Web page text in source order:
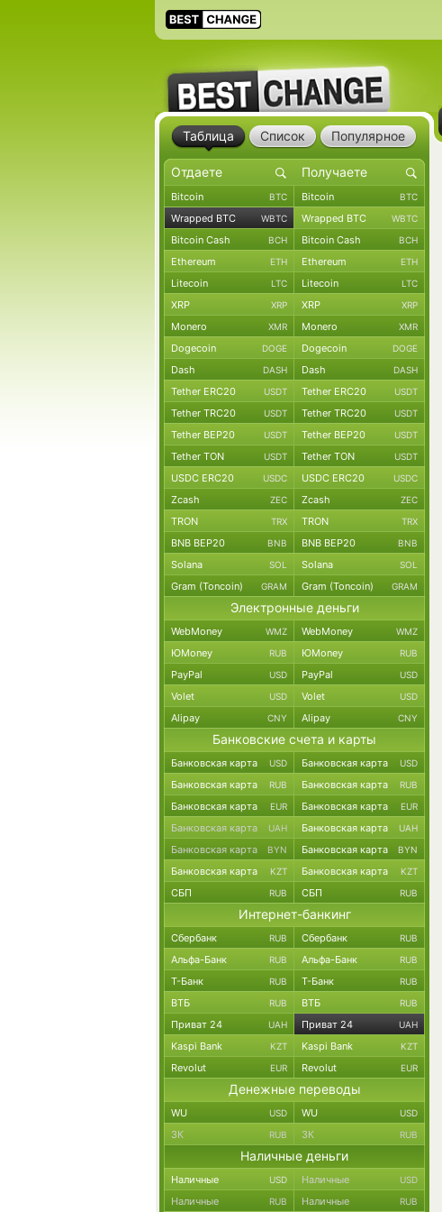
Таблица Список Популярное
Bitcoin BTC Bitcoin BTC
Wrapped BTC WBTC Wrapped BTC WBTC
Bitcoin Cash BCH Bitcoin Cash BCH
Ethereum ETH Ethereum ETH
Litecoin LTC Litecoin LTC
XRP XRP XRP XRP
Monero XMR Monero XMR
Dogecoin DOGE Dogecoin DOGE
Dash DASH Dash DASH
Tether ERC20 USDT Tether ERC20 USDT
Tether TRC20 USDT Tether TRC20 USDT
Tether BEP20 USDT Tether BEP20 USDT
Tether TON USDT Tether TON USDT
USDC ERC20 USDC USDC ERC20 USDC
Zcash ZEC Zcash ZEC
TRON TRX TRON TRX
BNB BEP20 BNB BNB BEP20 BNB
Solana SOL Solana SOL
Gram (Toncoin) GRAM Gram (Toncoin) GRAM
Электронные деньги
WebMoney WMZ WebMoney WMZ
ЮMoney RUB ЮMoney RUB
PayPal USD PayPal USD
Volet USD Volet USD
Alipay CNY Alipay CNY
Банковские счета и карты
Банковская карта USD Банковская карта USD
Банковская карта RUB Банковская карта RUB
Банковская карта EUR Банковская карта EUR
Банковская карта UAH Банковская карта UAH
Банковская карта BYN Банковская карта BYN
Банковская карта KZT Банковская карта KZT
СБП RUB СБП RUB
Интернет-банкинг
Сбербанк RUB Сбербанк RUB
Альфа-Банк RUB Альфа-Банк RUB
Т-Банк RUB Т-Банк RUB
ВТБ RUB ВТБ RUB
Приват 24 UAH Приват 24 UAH
Kaspi Bank KZT Kaspi Bank KZT
Revolut EUR Revolut EUR
Денежные переводы
WU USD WU USD
ЗК RUB ЗК RUB
Наличные деньги
Наличные USD Наличные USD
Наличные RUB Наличные RUB